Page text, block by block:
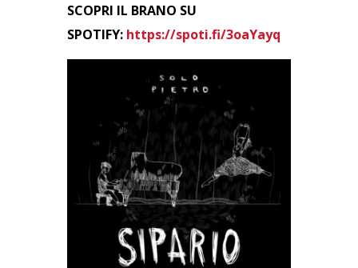
SCOPRI IL BRANO SU
SPOTIFY: https://spoti.fi/3oaYayq